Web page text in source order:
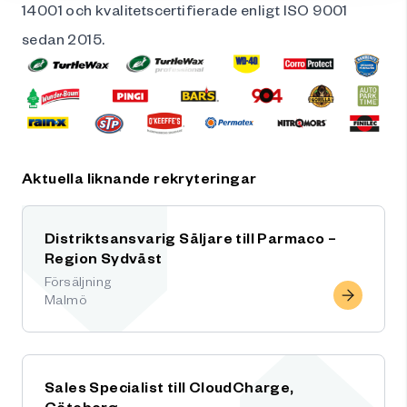
14001 och kvalitetscertifierade enligt ISO 9001
sedan 2015.
Aktuella liknande rekryteringar
Distriktsansvarig Säljare till Parmaco –
Region Sydväst
Försäljning
Malmö
Sales Specialist till CloudCharge,